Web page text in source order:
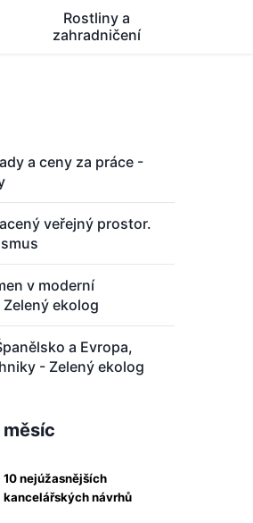
Rostliny a
zahradničení
a ceny za práce -
veřejný prostor.
v moderní
ekolog
a Evropa,
- Zelený ekolog
10 nejúžasnějších
kancelářských návrhů